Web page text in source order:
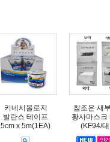
키네시올로지
발란스 테이프
5cm x 5m(1EA)
참조은 새
황사마스크
(KF94/